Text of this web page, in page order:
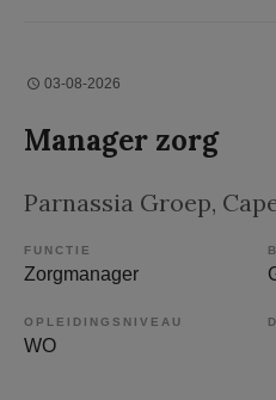
03-08-2026
Manager zorg
Parnassia Groep,
FUNCTIE
Zorgmanager
OPLEIDINGSNIVEAU
WO